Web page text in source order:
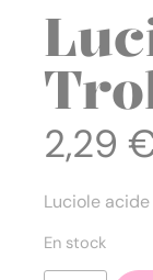
2,29
Luciole
En stock